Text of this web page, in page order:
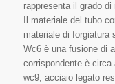
rappresenta il grado
Il materiale del tubo
materiale di forgiatura
Wc6 è una fusione di
corrispondente è circa
wc9, acciaio legato